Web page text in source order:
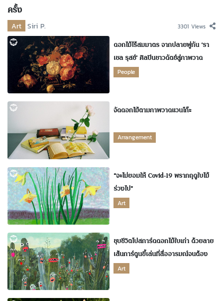
ครั้ง
Art Siri P. 3301 Views
ดอกไม้ไร้สมมาตร จากปลายพู่กัน ‘รา
เชล รุสช์’ ศิลปินชาวดัตช์สู่ภาพวาด
ดอกไม้แหวกขนบศิลปะ
People
จัดดอกไม้ตามภาพวาดแวนโก๊ะ
Arrangement
“จะไม่ยอมให้ Covid-19 พรากฤดูใบไม้
ร่วงไป”
Art
ชุบชีวิตโปสการ์ดดอกไม้ใบเก่า ด้วยลาย
เส้นการ์ตูนขี้เล่นที่สื่ออารมณ์จนต้อง
หยุดมอง
Art